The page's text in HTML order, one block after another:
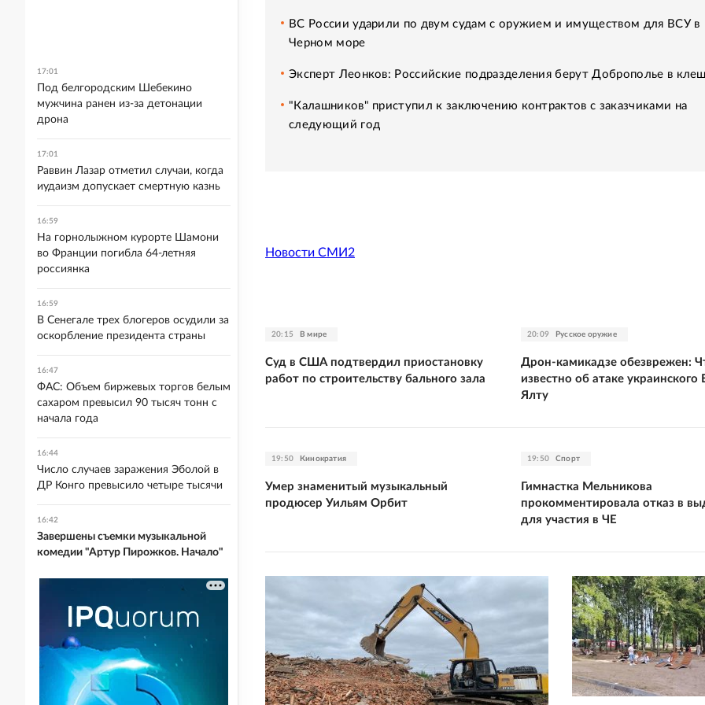
ВС России ударили по двум судам с оружием и имуществом для ВСУ в
Черном море
Эксперт Леонков: Российские подразделения берут Доброполье в
"Калашников" приступил к заключению контрактов с заказчиками на
следующий год
Новости СМИ2
20:15 В мире
Суд в США подтвердил приостановку
работ по строительству бального зала
20:09 Русское оружие
Дрон-камикадзе обезврежен:
известно об атаке украинского
Ялту
19:50 Кинократия
Умер знаменитый музыкальный
продюсер Уильям Орбит
19:50 Спорт
Гимнастка Мельникова
прокомментировала отказ в
для участия в ЧЕ
17:01
Под белгородским Шебекино
мужчина ранен из-за детонации
дрона
17:01
Раввин Лазар отметил случаи, когда
иудаизм допускает смертную казнь
16:59
На горнолыжном курорте Шамони
во Франции погибла 64-летняя
россиянка
16:59
В Сенегале трех блогеров осудили за
оскорбление президента страны
16:47
ФАС: Объем биржевых торгов белым
сахаром превысил 90 тысяч тонн с
начала года
16:44
Число случаев заражения Эболой в
ДР Конго превысило четыре тысячи
16:42
Завершены съемки музыкальной
комедии "Артур Пирожков. Начало"